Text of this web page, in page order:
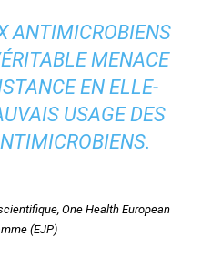
ANTIMICROBIENS
MENACE
EN ELLE-
USAGE DES
One Health European
(EJP)